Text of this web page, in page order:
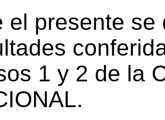
el presente
1 y 2 de la